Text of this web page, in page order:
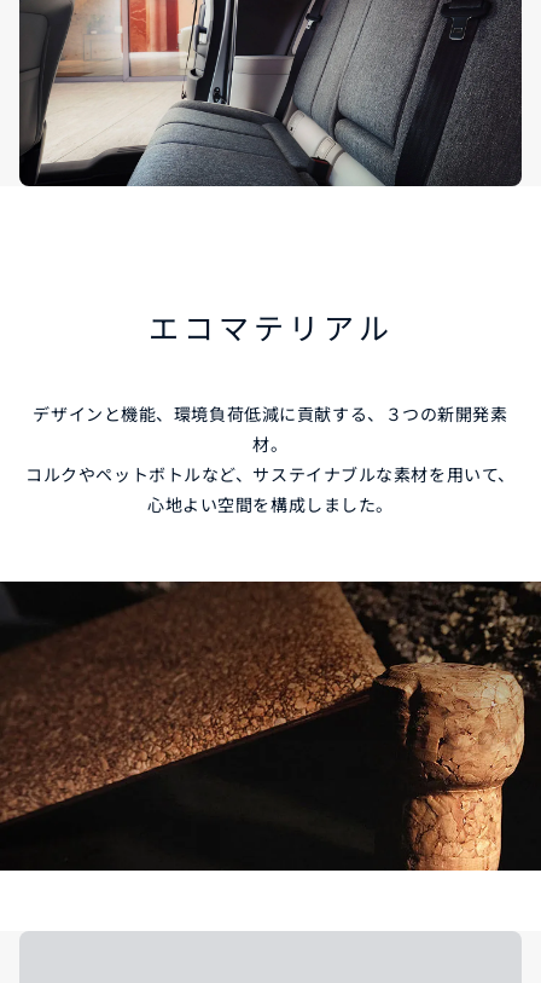
エコマテリアル
デザインと機能、環境負荷低減に貢献する、３つの新開発素
材。
コルクやペットボトルなど、サステイナブルな素材を用いて、
心地よい空間を構成しました。